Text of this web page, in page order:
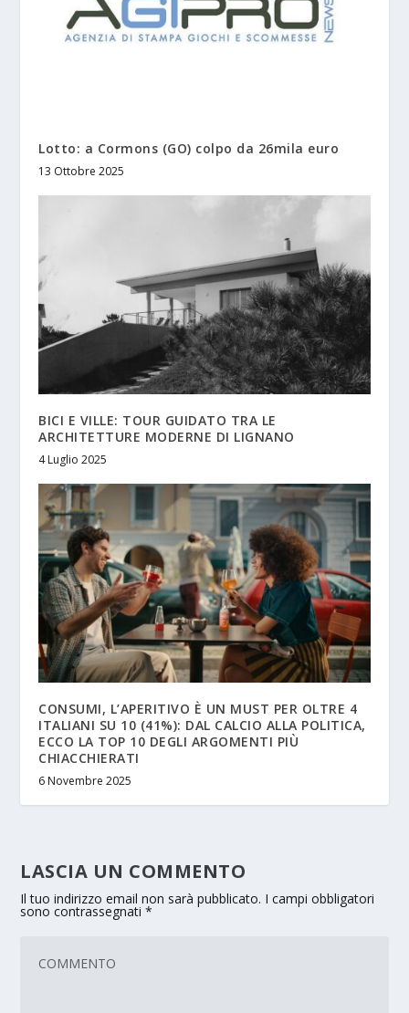
Lotto: a Cormons (GO) colpo da 26mila euro
13 Ottobre 2025
BICI E VILLE: TOUR GUIDATO TRA LE
ARCHITETTURE MODERNE DI LIGNANO
4 Luglio 2025
CONSUMI, L’APERITIVO È UN MUST PER OLTRE 4
ITALIANI SU 10 (41%): DAL CALCIO ALLA POLITICA,
ECCO LA TOP 10 DEGLI ARGOMENTI PIÙ
CHIACCHIERATI
6 Novembre 2025
LASCIA UN COMMENTO
Il tuo indirizzo email non sarà pubblicato. I campi obbligatori
sono contrassegnati*